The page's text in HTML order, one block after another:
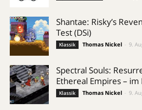
Shantae: Risky’s
Test (DSi)
Klassik Thomas Nickel 9.
Spectral Souls:
Ethereal Empires – im
Klassik Thomas Nickel 9.